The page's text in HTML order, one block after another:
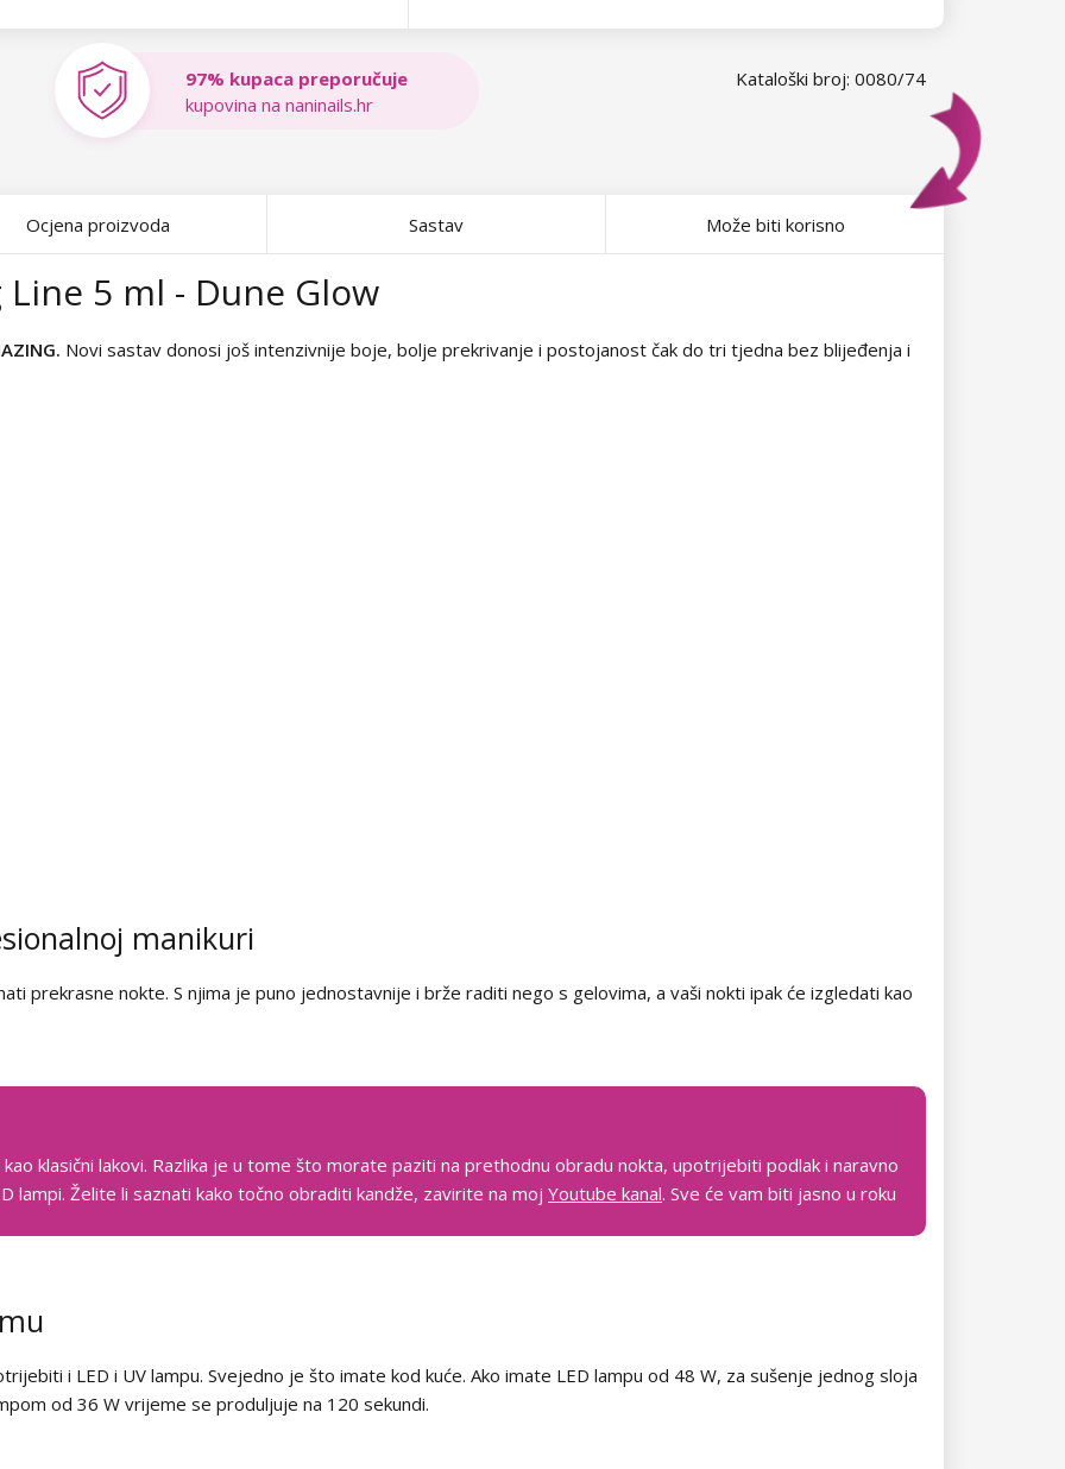
Kataloški broj: 0080/74
97% kupaca preporučuje
kupovina na naninails.hr
5 ml - Dune Glow
Novi sastav donosi još intenzivnije boje, bolje prekrivanje i postojanost čak do tri tjedna bez blijeđenja i
manikuri
prekrasne nokte. S njima je puno jednostavnije i brže raditi nego s gelovima, a vaši nokti ipak će izgledati kao
klasični lakovi. Razlika je u tome što morate paziti na prethodnu obradu nokta, upotrijebiti podlak i naravno
lampi. Želite li saznati kako točno obraditi kandže, zavirite na moj Youtube kanal. Sve će vam biti jasno u roku
i LED i UV lampu. Svejedno je što imate kod kuće. Ako imate LED lampu od 48 W, za sušenje jednog sloja
od 36 W vrijeme se produljuje na 120 sekundi.
Ocjena proizvoda Sastav Može biti korisno